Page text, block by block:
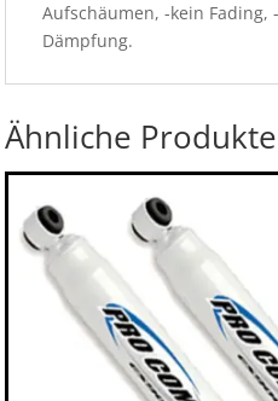
Aufschäumen, -kein Fading,
Dämpfung.
Ähnliche Produkte